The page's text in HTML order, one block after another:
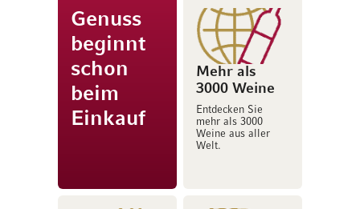
Genuss
beginnt
schon
beim
Einkauf
Mehr als
3000 Weine
Entdecken Sie
mehr als 3000
Weine aus aller
Welt.